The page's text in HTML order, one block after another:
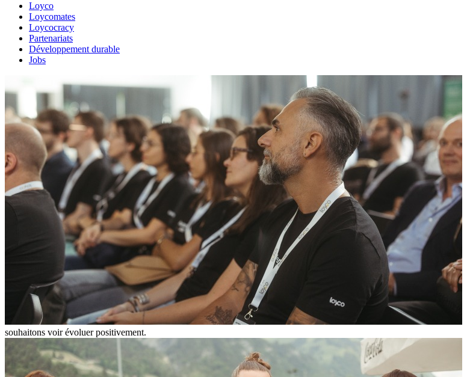
Loyco
Loycomates
Loycocracy
Partenariats
Développement durable
Jobs
souhaitons voir évoluer positivement.